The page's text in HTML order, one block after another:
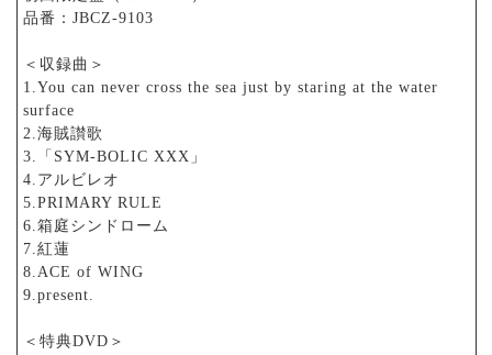
品番：JBCZ-9103
＜収録曲＞
1.You can never cross the sea just by staring at the water
surface
2.海賊讃歌
3.「SYM-BOLIC XXX」
4.アルビレオ
5.PRIMARY RULE
6.箱庭シンドローム
7.紅蓮
8.ACE of WING
9.present.
＜特典DVD＞